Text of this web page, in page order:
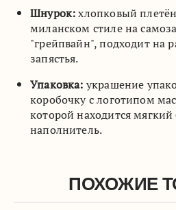
Шнурок:хлопковый
миланском стиле на
"грейпвайн", подходит на
запястья.
Упаковка: украшение
коробочку с логотипом
которой находится
наполнитель.
ПОХОЖИЕ